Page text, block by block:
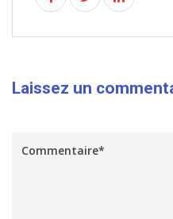
Laissez un